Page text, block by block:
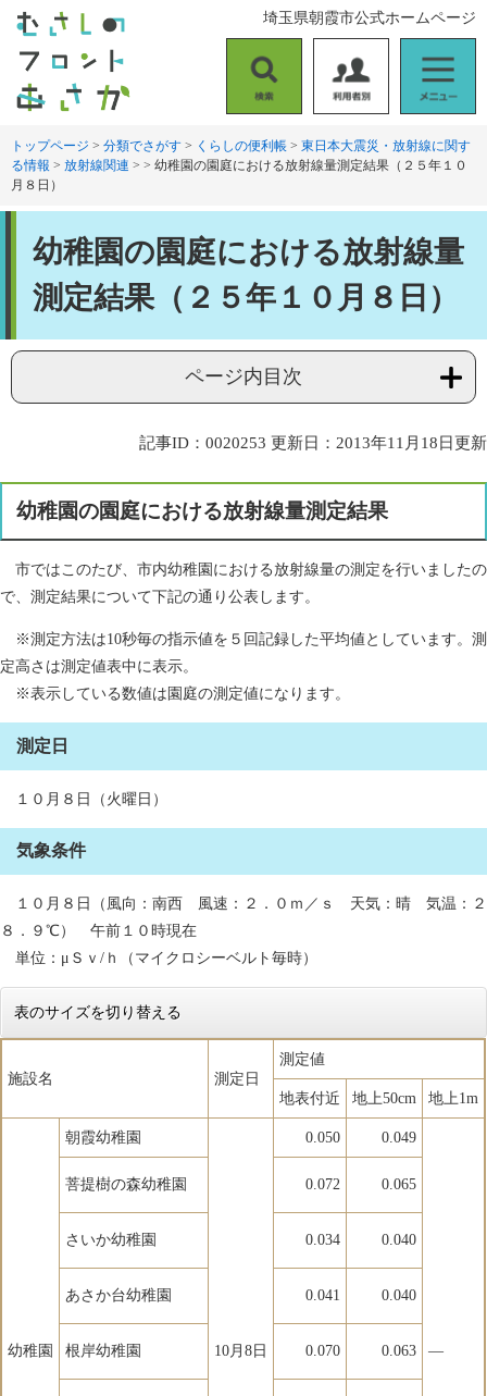
す
。
し
て
索
用
者
別
ニ
ュ
ー
埼玉県朝霞市公式ホームページ
トップページ > 分類でさがす > くらしの便利帳 > 東日本大震災・放射線に関す
る情報 > 放射線関連 > > 幼稚園の園庭における放射線量測定結果（２５年１０
月８日）
幼稚園の園庭における放射線量
測定結果（２５年１０月８日）
ページ内目次
記事ID：0020253 更新日：2013年11月18日更新
幼稚園の園庭における放射線量測定結果
市ではこのたび、市内幼稚園における放射線量の測定を行いましたの
で、測定結果について下記の通り公表します。
※測定方法は10秒毎の指示値を５回記録した平均値としています。測
定高さは測定値表中に表示。
※表示している数値は園庭の測定値になります。
測定日
１０月８日（火曜日）
気象条件
１０月８日（風向：南西 風速：２．０ｍ／ｓ 天気：晴 気温：２
８．９℃） 午前１０時現在
単位：μＳｖ/ｈ（マイクロシーベルト毎時）
表のサイズを切り替える
施設名 測定日
測定値
地表付近 地上50cm 地上1m
幼稚園
朝霞幼稚園
10月8日
0.050 0.049
―
菩提樹の森幼稚園 0.072 0.065
さいか幼稚園 0.034 0.040
あさか台幼稚園 0.041 0.040
根岸幼稚園 0.070 0.063